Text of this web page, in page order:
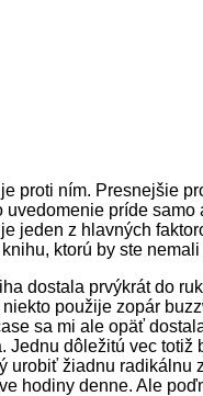
proti ním. Presnejšie
uvedomenie príde
jeden z hlavných
ktorú by ste
dostala prvýkrát do
použije zopár
sa mi ale opäť
Jednu dôležitú vec
urobiť žiadnu radikálnu
hodiny denne. Ale